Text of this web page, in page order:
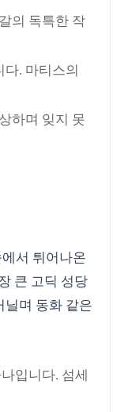
의 독특한 작
. 마티스의
하며 잊지 못
서 튀어나온
큰 고딕 성당
닐며 동화 같은
입니다. 섬세